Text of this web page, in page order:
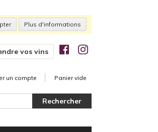
Plus d'informations
vos vins
un compte Panier vide